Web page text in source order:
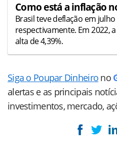
Como está a inflação
Brasil teve deflação em
respectivamente. Em 2022,
alta de 4,39%.
Siga o Poupar Dinheiro no
alertas e as principais
investimentos, mercado,